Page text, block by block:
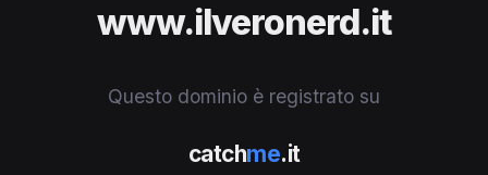
www.ilveronerd.it
Questo dominio è registrato su
catchme.it